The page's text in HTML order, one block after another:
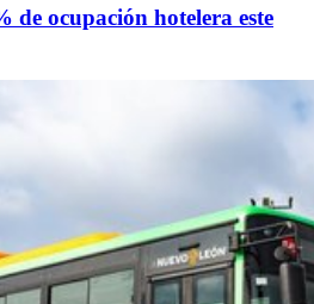
de ocupación hotelera este